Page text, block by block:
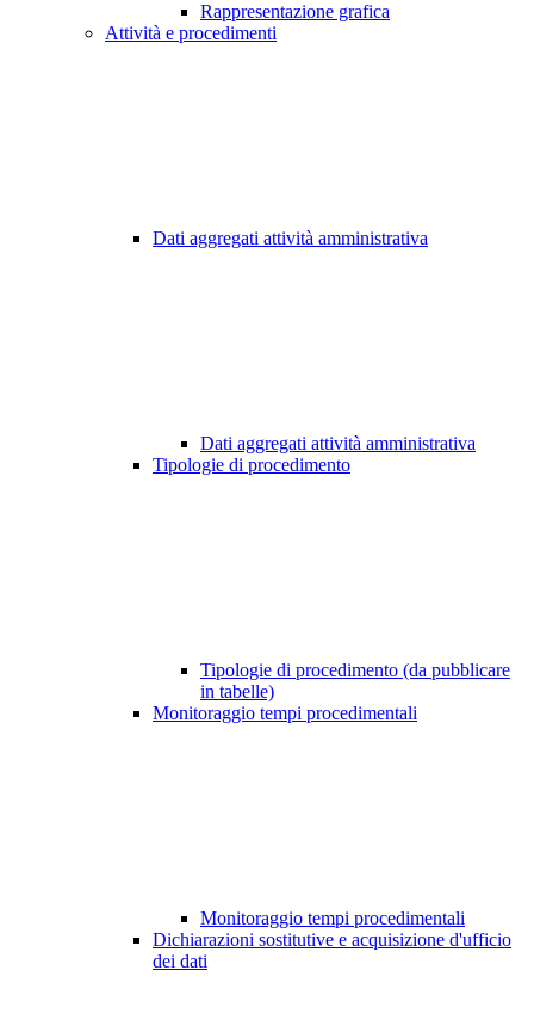
Rappresentazione grafica
Attività e procedimenti
Dati aggregati attività amministrativa
Dati aggregati attività amministrativa
Tipologie di procedimento
Tipologie di procedimento (da pubblicare
in tabelle)
Monitoraggio tempi procedimentali
Monitoraggio tempi procedimentali
Dichiarazioni sostitutive e acquisizione d'ufficio
dei dati